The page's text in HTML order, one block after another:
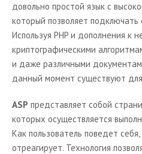
довольно простой язык с
который позволяет
Используя PHP и дополнения к
криптографическими
и даже различными
данный момент существуют
ASP представляет собой
которых осуществляется
Как пользователь поведет
отреагирует. Технология